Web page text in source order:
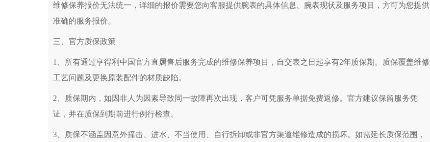
台州市椒江区东海大道1800号腾达中心东1幢20楼2002室（需提前预约）
内蒙古自治区呼和浩特市玉泉区大学西街70号华润万象城写字楼（鄂尔多斯大厦）23层2326室（需提前预约）
黑龙江省鹤岗市向阳区红军路亨得利售后服务中心（需提前预约）
黑龙江省黑河市爱辉区中央街亨得利售后服务中心（需提前预约）
黑龙江省佳木斯市向阳区长安路亨得利售后服务中心（需提前预约）
黑龙江省牡丹江市东安区太平路亨得利售后服务中心（需提前预约）
黑龙江省七台河市桃山区大同街亨得利售后服务中心（需提前预约）
维修保养报价无法统一，详细的报价需要您向客服提供腕表的具体信息、腕表现状及服务项目，方可为您提供
准确的服务报价。
三、官方质保政策
1、所有通过亨得利中国官方直属售后服务完成的维修保养项目，自交表之日起享有2年质保期。质保覆盖维修
工艺问题及更换原装配件的材质缺陷。
2、质保期内，如因非人为因素导致同一故障再次出现，客户可凭服务单据免费返修。官方建议保留服务凭
证，并在质保到期前进行例行检查。
3、质保不涵盖因意外撞击、进水、不当使用、自行拆卸或非官方渠道维修造成的损坏。如需延长质保范围，